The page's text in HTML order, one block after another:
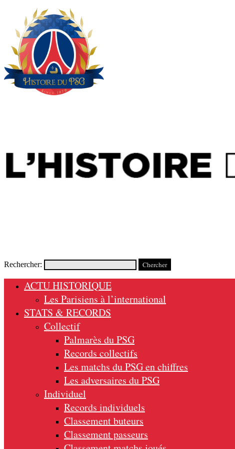
Rechercher:
ACTU HISTORIQUE
Les Parisiens à l’international
STATS & RECORDS
Collectif
Palmarès du PSG
Records collectifs
Les matchs du PSG en chiffres
Les adversaires du PSG
Individuel
Records individuels
Classement buteurs
Classement passeurs